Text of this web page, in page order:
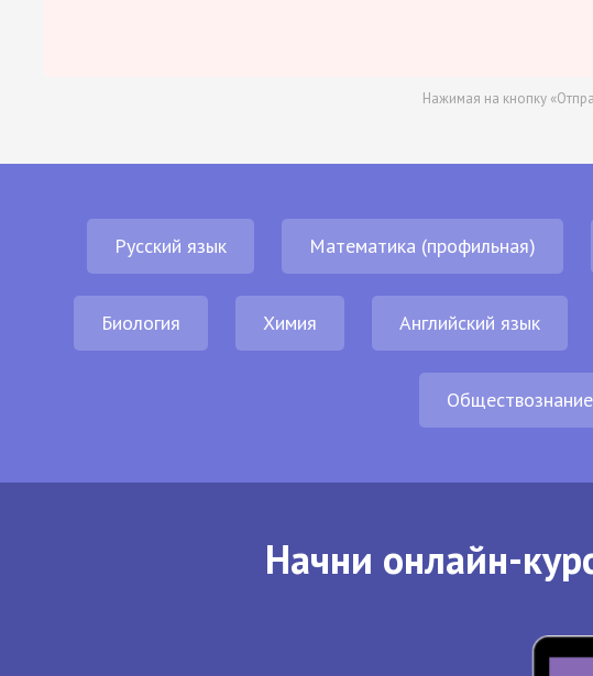
Нажимая на кнопку
Русский язык Математика (профильная)
Биология Химия Английский язык
Начни онлайн-